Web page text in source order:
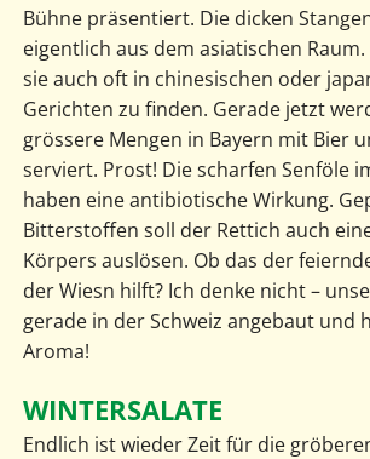
Bühne präsentiert. Die dicken
eigentlich aus dem asiatischen
sie auch oft in chinesischen oder
Gerichten zu finden. Gerade jetzt
grössere Mengen in Bayern mit Bier
serviert. Prost! Die scharfen Senföle
haben eine antibiotische Wirkung.
Bitterstoffen soll der Rettich auch
Körpers auslösen. Ob das der
der Wiesn hilft? Ich denke nicht –
gerade in der Schweiz angebaut und
Aroma!
WINTERSALATE
Endlich ist wieder Zeit für die